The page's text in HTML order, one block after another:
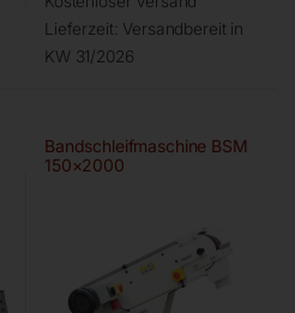
Lieferzeit: Versandbereit in
KW 31/2026
Bandschleifmaschine BSM
150×2000